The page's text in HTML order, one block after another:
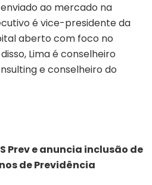
ao mercado na
é vice-presidente da
aberto com foco no
Lima é conselheiro
e conselheiro do
Prev e anuncia inclusão de
de Previdência